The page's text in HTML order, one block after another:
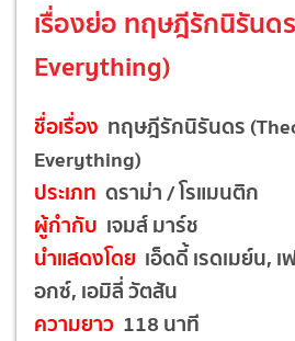
เรื่องย่อ ทฤษฎีรักนิรันด
Everything)
ชื่อเรื่อง ทฤษฎีรักนิรันดร
Everything)
ประเภท ดราม่า / โรแมนติก
ผู้กำกับ เจมส์ มาร์ช
นำแสดงโดย เอ็ดดี้ เรดเมย์น,
อกซ์, เอมิลี่ วัตสัน
ความยาว 118 นาที